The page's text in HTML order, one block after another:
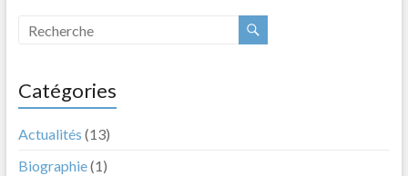
Catégories
Actualités (13)
Biographie(1)